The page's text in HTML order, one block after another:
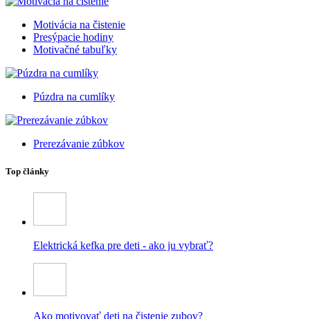
Motivácia na čistenie
Presýpacie hodiny
Motivačné tabuľky
Púzdra na cumlíky
Prerezávanie zúbkov
Top články
Elektrická kefka pre deti - ako ju vybrať?
Ako motivovať deti na čistenie zubov?